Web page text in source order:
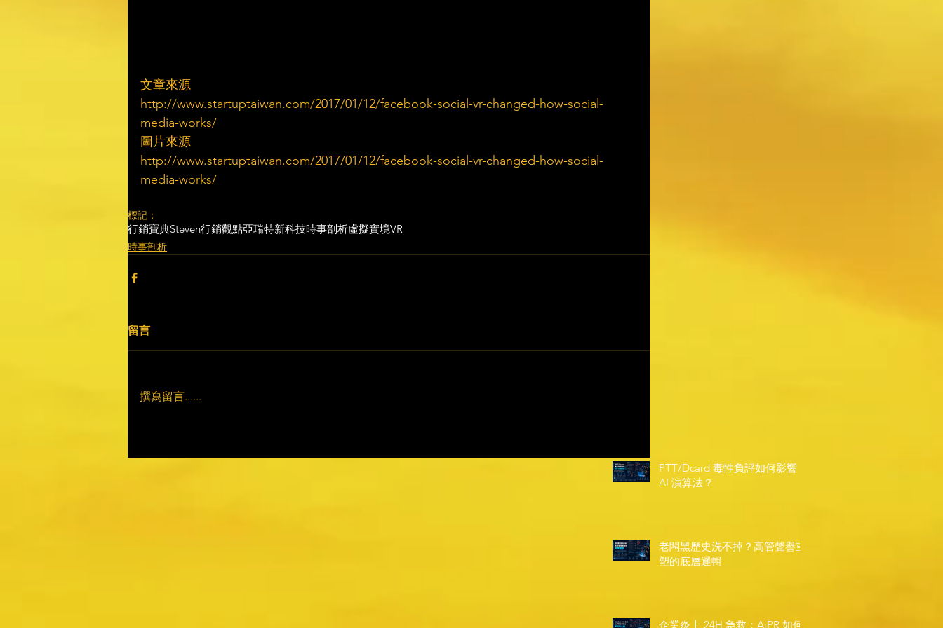
文章來源
http://www.startuptaiwan.com/2017/01/12/facebook-social-vr-changed-how-social-
media-works/
圖片來源
http://www.startuptaiwan.com/2017/01/12/facebook-social-vr-changed-how-social-
media-works/
標記：
行銷寶典Steven行銷觀點亞瑞特新科技時事剖析虛擬實境VR
時事剖析
留言
撰寫留言......
PTT/Dcard 毒性負評如何影響
AI 演算法？
老闆黑歷史洗不掉？高管聲譽重
塑的底層邏輯
企業炎上 24H 急救：AiPR 如何